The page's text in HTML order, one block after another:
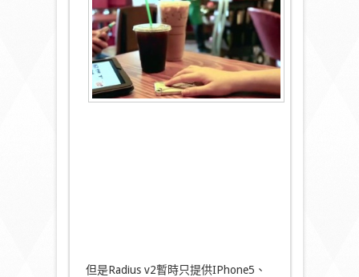
但是Radius v2暫時只提供IPhone5、